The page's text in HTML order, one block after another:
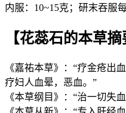
内服：10~15克；研末吞服
【花蕊石的本草摘
《嘉祐本草》：“疗金疮出
疗妇人血晕，恶血。”
《本草纲目》：“治一切失